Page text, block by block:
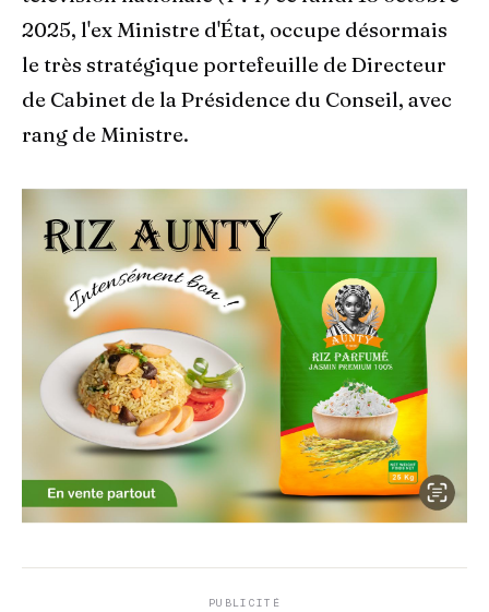
2025, l'ex Ministre d'État, occupe désormais
le très stratégique portefeuille de Directeur
de Cabinet de la Présidence du Conseil, avec
rang de Ministre.
PUBLICITÉ